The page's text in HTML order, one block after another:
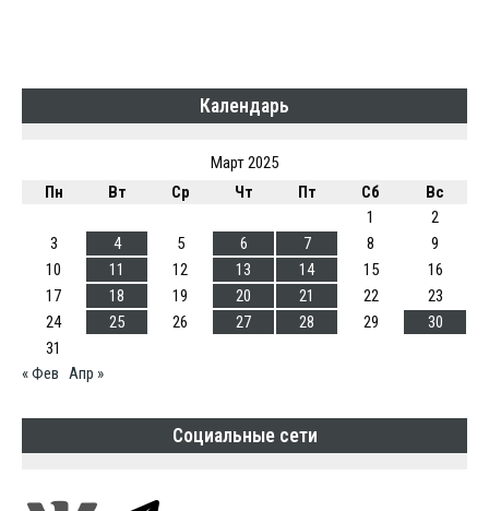
Календарь
Март 2025
Пн
Вт Ср Чт Пт Сб
Вс
1
2
3
4 5 6 7 8
9
10
11 12 13 14 15
16
17
18 19 20 21 22
23
24
25 26 27 28 29
30
31
« Фев
Апр »
Социальные сети